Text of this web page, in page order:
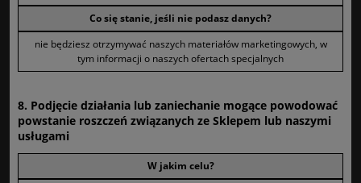
Co się stanie, jeśli nie podasz danych?
nie będziesz otrzymywać naszych materiałów marketingowych, w
tym informacji o naszych ofertach specjalnych
8. Podjęcie działania lub zaniechanie mogące powodować
powstanie roszczeń związanych ze Sklepem lub naszymi
usługami
W jakim celu?